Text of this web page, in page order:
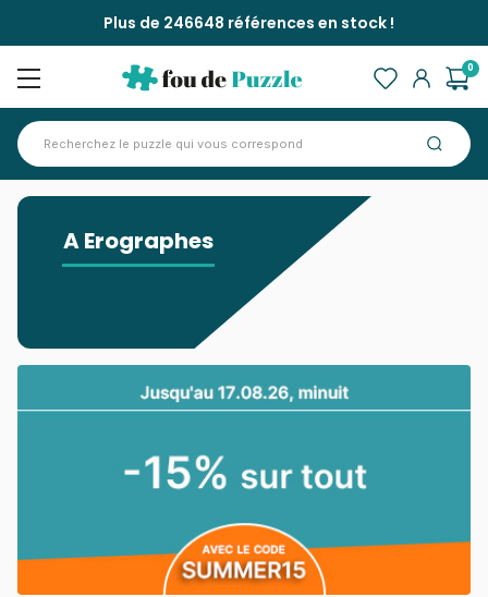
Plus de 246648 références en stock !
0
A Erographes